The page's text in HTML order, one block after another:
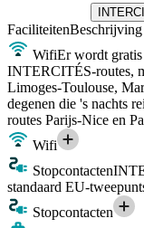
FaciliteitenBeschrijving
WifiEr wordt
INTERCITÉS-routes,
Limoges-Toulouse,
degenen die 's nachts
routes Parijs-Nice en
Wifi
Stopcontacten
standaard EU-
Stopcontacten